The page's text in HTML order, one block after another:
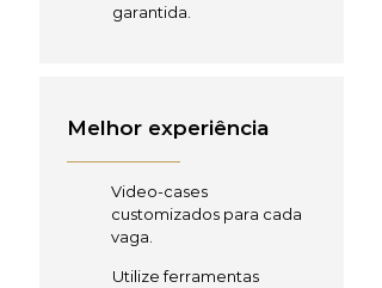
garantida.
Melhor experiência
Video-cases
customizados para cada
vaga.
Utilize ferramentas